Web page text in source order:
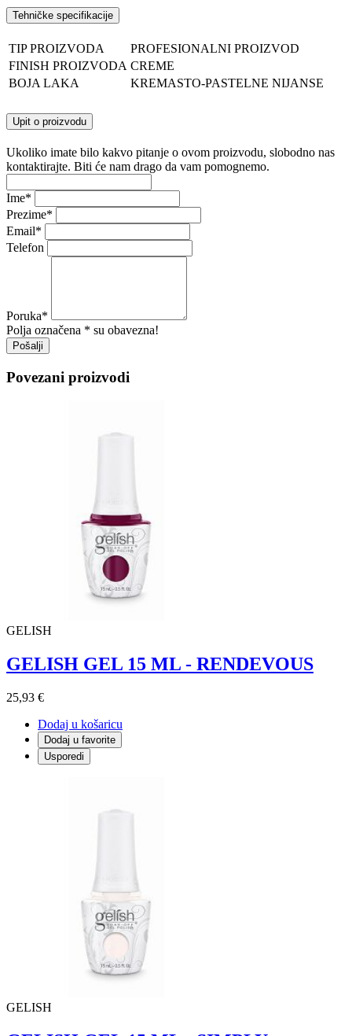
Tehničke specifikacije
TIP PROIZVODA
PROFESIONALNI PROIZVOD
FINISH PROIZVODA CREME
BOJA LAKA
KREMASTO-PASTELNE NIJANSE
Upit o proizvodu
Ukoliko imate bilo kakvo pitanje o ovom proizvodu, slobodno nas
kontaktirajte. Biti će nam drago da vam pomognemo.
Ime*
Prezime*
Email*
Telefon
Poruka*
Polja označena * su obavezna!
Pošalji
Povezani proizvodi
GELISH
GELISH GEL 15 ML - RENDEVOUS
25,93 €
Dodaj u košaricu
Dodaj u favorite
Usporedi
GELISH